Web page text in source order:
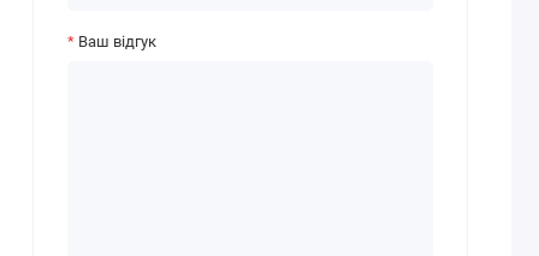
Ваш відгук